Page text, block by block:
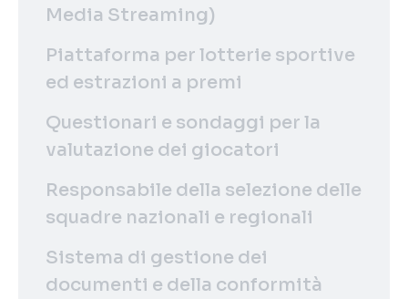
Media Streaming)
Piattaforma per lotterie sportive
ed estrazioni a premi
Questionari e sondaggi per la
valutazione dei giocatori
Responsabile della selezione delle
squadre nazionali e regionali
Sistema di gestione dei
documenti e della conformità